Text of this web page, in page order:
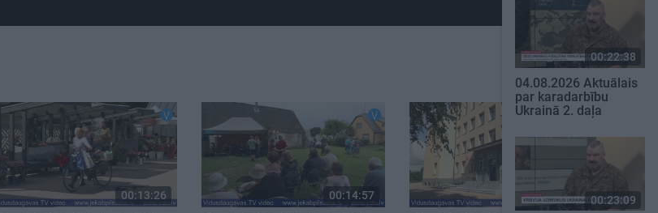
00:13:26 00:14:57 00:12:33
00:22:38
04.08.2026 Aktuālais
par karadarbību
Ukrainā 2. daļa
00:23:09